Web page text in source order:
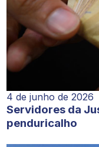
4 de junho de 2026
Servidores da
penduricalho